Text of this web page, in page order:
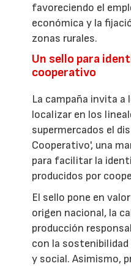
favoreciendo el
económica y la
zonas rurales.
Un sello para
cooperativo
La campaña invita a
localizar en los
supermercados el
Cooperativo', una
para facilitar la
producidos por
El sello pone en
origen nacional, la
producción
con la
y social. Asimismo,